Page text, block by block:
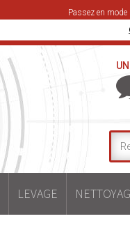
Passez en mode
LEVAGE